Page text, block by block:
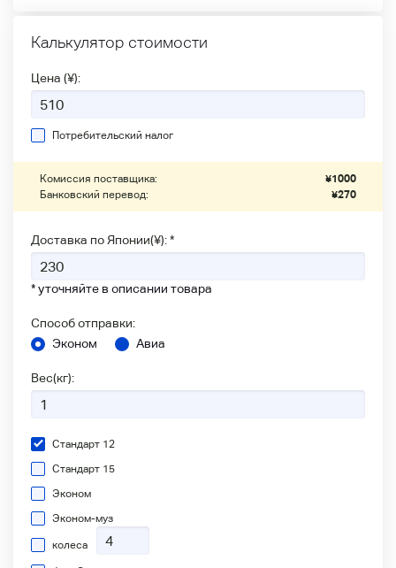
Калькулятор стоимости
Цена (¥):
Потребительский налог
Комиссия поставщика: ¥1000
Банковский перевод:
¥270
Доставка по Японии(¥): *
* уточняйте в описании товара
Способ отправки:
Эконом
Авиа
Вес(кг):
Стандарт 12
Стандарт 15
Эконом
Эконом-муз
колеса